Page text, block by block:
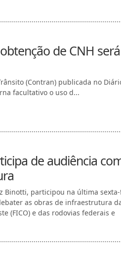
de CNH será
(Contran) publicada no
facultativo o uso d...
de audiência
Binotti, participou na última
as obras de infraestrutura
(FICO) e das rodovias federais e